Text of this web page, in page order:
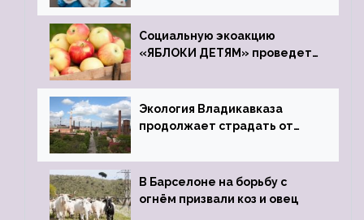
Социальную экоакцию
«ЯБЛОКИ ДЕТЯМ» проведет
Экология Владикавказа
продолжает страдать от
В Барселоне на борьбу с
огнём призвали коз и овец